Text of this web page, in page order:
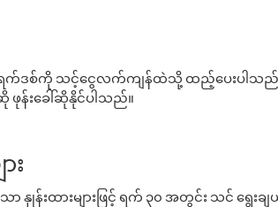
က်ဒစ်ကို သင့်ငွေလက်ကျန်ထဲသို့ ထည့်ပေးပါသည်
ဖုန်းခေါ်ဆိုနိုင်ပါသည်။
း
နှုန်းထားများဖြင့် ရက် ၃၀ အတွင်း သင် ရွေ